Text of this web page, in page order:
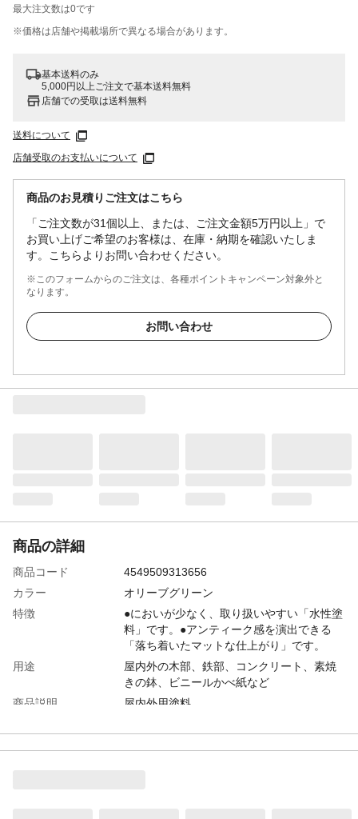
最大注文数は0です
※価格は​店舗や​掲載場所で​異なる​場合が​あります。
基本送料のみ
5,000円以上ご注文で基本送料無料
店舗での受取は送料無料
送料について
店舗受取のお支払いについて
商品のお見積りご注文はこちら
「ご注文数が31個以上、または、ご注文金額5万円以上」で
お買い上げご希望のお客様は、在庫・納期を確認いたしま
す。こちらよりお問い合わせください。
※このフォームからのご注文は、各種ポイントキャンペーン対象外と
なります。
お問い合わせ
商品の詳細
商品コード
4549509313656
カラー
オリーブグリーン
特徴
●においが少なく、取り扱いやすい「水性塗
料」です。●アンティーク感を演出できる
「落ち着いたマットな仕上がり」です。
用途
屋内外の木部、鉄部、コンクリート、素焼
きの鉢、ビニールかべ紙など
商品説明
屋内外用塗料